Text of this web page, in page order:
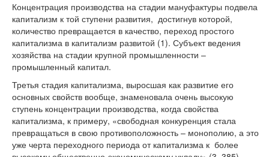
Концентрация производства на стадии мануфактуры подвела
капитализм к той ступени развития, достигнув которой,
количество превращается в качество, переход простого
капитализма в капитализм развитой (1). Субъект ведения
хозяйства на стадии крупной промышленности –
промышленный капитал.
Третья стадия капитализма, выросшая как развитие его
основных свойств вообще, знаменовала очень высокую
ступень концентрации производства, когда свойства
капитализма, к примеру, «свободная конкуренция стала
превращаться в свою противоположность – монополию, а это
уже черта переходного периода от капитализма к более